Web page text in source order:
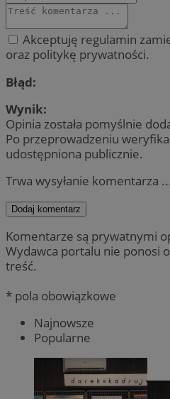
Akceptuję regulamin
oraz politykę prywatności.
Błąd:
Wynik:
Opinia została pomyślnie
Po przeprowadzeniu
udostępniona publicznie.
Trwa wysyłanie komentarza ...
Dodaj komentarz
Komentarze są prywatnymi
Wydawca portalu nie ponosi
treść.
* pola obowiązkowe
Najnowsze
Popularne